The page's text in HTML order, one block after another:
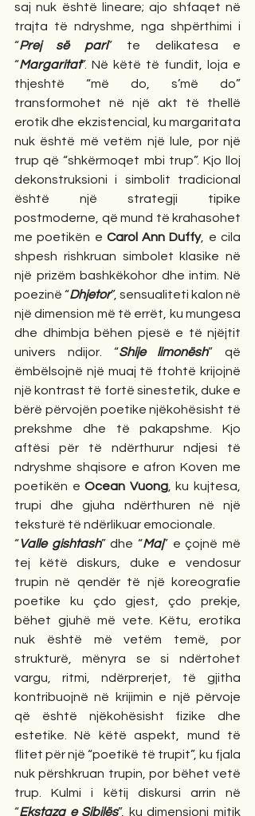
saj nuk është lineare; ajo shfaqet në
trajta të ndryshme, nga shpërthimi i
“Prej së pari” te delikatesa e
“Margaritat”. Në këtë të fundit, loja e
thjeshtë “më do, s’më do”
transformohet në një akt të thellë
erotik dhe ekzistencial, ku margaritata
nuk është më vetëm një lule, por një
trup që “shkërmoqet mbi trup”. Kjo lloj
dekonstruksioni i simbolit tradicional
është një strategji tipike
postmoderne, që mund të krahasohet
me poetikën e Carol Ann Duffy, e cila
shpesh rishkruan simbolet klasike në
një prizëm bashkëkohor dhe intim. Në
poezinë “Dhjetor”, sensualiteti kalon në
një dimension më të errët, ku mungesa
dhe dhimbja bëhen pjesë e të njëjtit
univers ndijor. “Shije limonësh” që
ëmbëlsojnë një muaj të ftohtë krijojnë
një kontrast të fortë sinestetik, duke e
bërë përvojën poetike njëkohësisht të
prekshme dhe të pakapshme. Kjo
aftësi për të ndërthurur ndjesi të
ndryshme shqisore e afron Koven me
poetikën e Ocean Vuong, ku kujtesa,
trupi dhe gjuha ndërthuren në një
teksturë të ndërlikuar emocionale.
“Valle gishtash” dhe “Maj” e çojnë më
tej këtë diskurs, duke e vendosur
trupin në qendër të një koreografie
poetike ku çdo gjest, çdo prekje,
bëhet gjuhë më vete. Këtu, erotika
nuk është më vetëm temë, por
strukturë, mënyra se si ndërtohet
vargu, ritmi, ndërprerjet, të gjitha
kontribuojnë në krijimin e një përvoje
që është njëkohësisht fizike dhe
estetike. Në këtë aspekt, mund të
flitet për një “poetikë të trupit”, ku fjala
nuk përshkruan trupin, por bëhet vetë
trup. Kulmi i këtij diskursi arrin në
“Ekstaza e Sibilës”, ku dimensioni mitik